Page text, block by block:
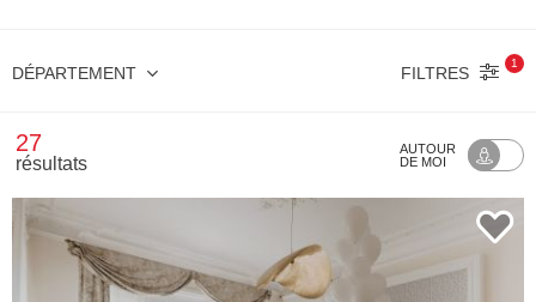
DÉPARTEMENT FILTRES
1
27
résultats
AUTOUR
DE MOI